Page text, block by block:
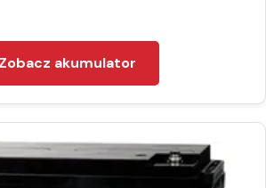
Zobacz akumulator